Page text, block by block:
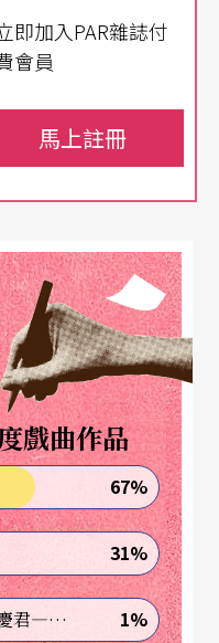
小故事讓我印象深
。
的唱歌，特別是一
歌》中，與專輯同
何況學理上證明，唱
鳴產生的震動，對生
性
教育性不容置疑，但
有符合時代感的新童
，需要簡明、敘物的
兒童音樂專輯《動物
物的心情，以動物的
即加入PAR雜誌付
會員
馬上註冊
戲曲作品
67%
31%
《轉生到異世界成為嘉慶君—發現我的祖先是詐騙集團!?》 1%